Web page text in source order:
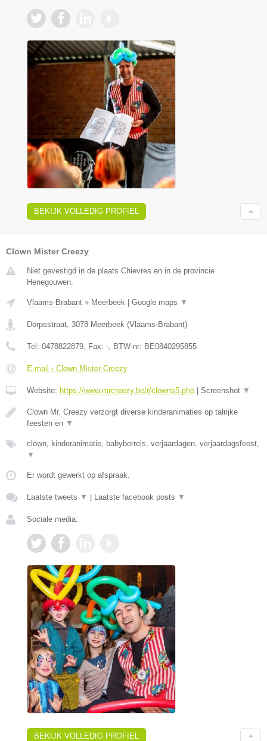
BEKIJK VOLLEDIG PROFIEL
Clown Mister Creezy
Niet gevestigd in de plaats Chievres en in de provincie
Henegouwen.
Vlaams-Brabant » Meerbeek Google maps ▼
Dorpsstraat, 3078 Meerbeek (Vlaams-Brabant)
Tel: 0478822879, Fax: -, BTW-nr: BE0840295855
E-mail › Clown Mister Creezy
Website: https://www.mrcreezy.be/r/clowns5.php Screenshot ▼
Clown Mr. Creezy verzorgt diverse kinderanimaties op talrijke
feesten en ▼
clown, kinderanimatie, babyborrels, verjaardagen, verjaardagsfeest,
▼
Er wordt gewerkt op afspraak.
Laatste tweets ▼ Laatste facebook posts ▼
Sociale media:
BEKIJK VOLLEDIG PROFIEL